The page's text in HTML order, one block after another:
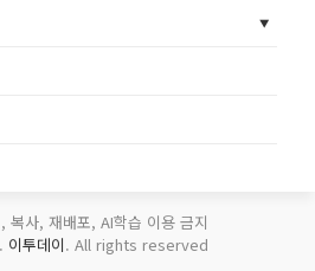
복사, 재배포, AI학습 이용 금지
이투데이. All rights reserved